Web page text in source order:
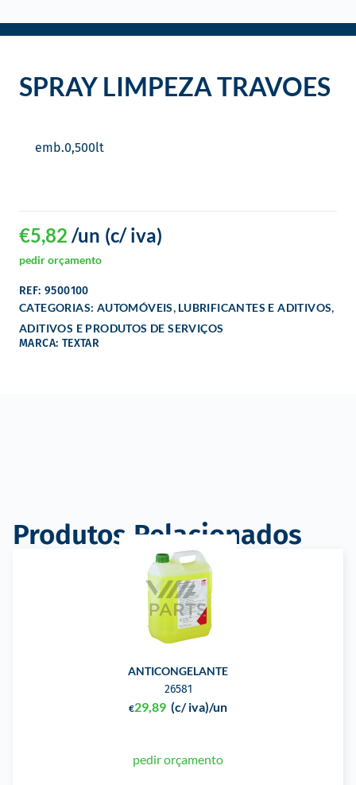
SPRAY LIMPEZA TRAVOES
emb.0,500lt
€5,82 (c/ iva)
/un
pedir orçamento
REF: 9500100
CATEGORIAS: AUTOMÓVEIS, LUBRIFICANTES E ADITIVOS,
ADITIVOS E PRODUTOS DE SERVIÇOS
MARCA: TEXTAR
Produtos Relacionados
ANTICONGELANTE
26581
€29,89 (c/ iva)/un
pedir orçamento